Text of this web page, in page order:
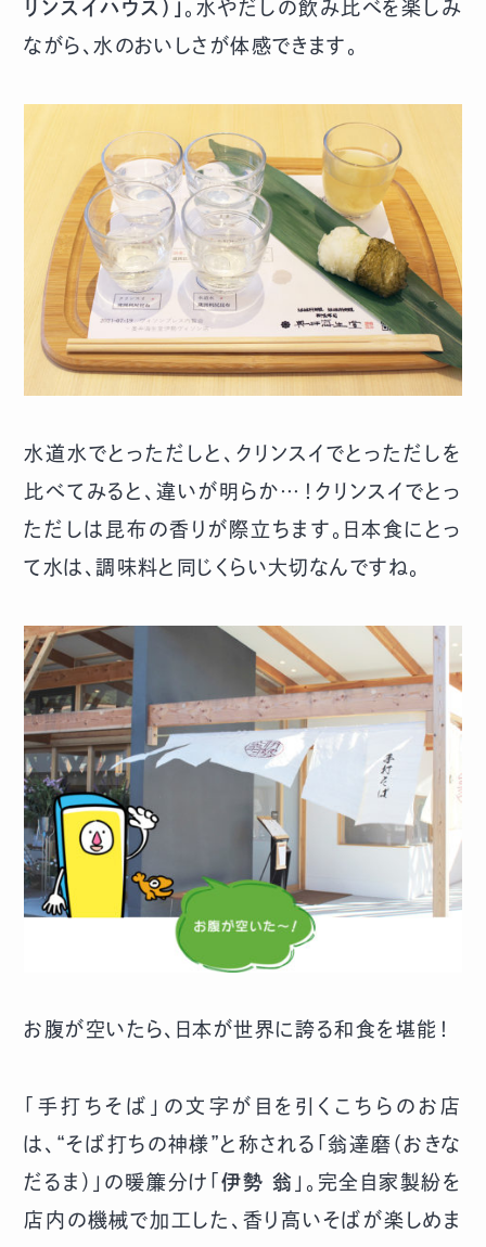
リンスイハウス）」 。水やだしの飲み比べを楽しみ
ながら、水のおいしさが体感できます。
水道水でとっただしと、クリンスイでとっただしを
比べてみると、違いが明らか…！クリンスイでとっ
ただしは昆布の香りが際立ちます。日本食にとっ
て水は、調味料と同じくらい大切なんですね。
お腹が空いたら、日本が世界に誇る和食を堪能！
「手打ちそば」の文字が目を引くこちらのお店
は、“そば打ちの神様”と称される「翁達磨（おきな
だるま）」の暖簾分け「 伊勢 翁 」。完全自家製紛を
店内の機械で加工した、香り高いそばが楽しめま